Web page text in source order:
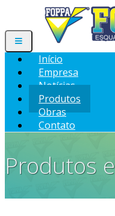
Início
Empresa
Notícias
Produtos
Obras
Contato
Produtos e